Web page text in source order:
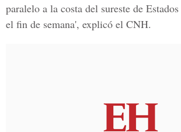
paralelo a la costa del sureste de
el fin de semana', explicó el CNH.